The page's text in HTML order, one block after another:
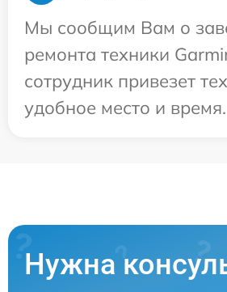
Мы сообщим Вам о
ремонта техники
сотрудник привезет
удобное место и время.
Нужна